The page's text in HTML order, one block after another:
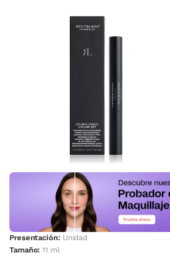
Presentación: Unidad
Tamaño:11 ml